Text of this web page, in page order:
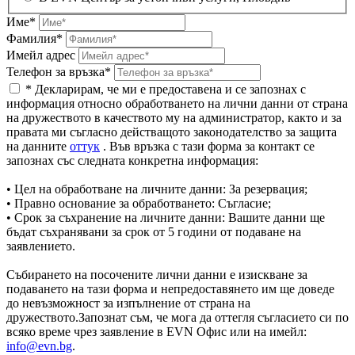
Име*
Фамилия*
Имейл адрес
Телефон за връзка*
* Декларирам, че ми е предоставена и се запознах с
информация относно обработването на лични данни от страна
на дружеството в качеството му на администратор, както и за
правата ми съгласно действащото законодателство за защита
на данните оттук . Във връзка с тази форма за контакт се
запознах със следната конкретна информация:
• Цел на обработване на личните данни: За резервация;
• Правно основание за обработването: Съгласие;
• Срок за съхранение на личните данни: Вашите данни ще
бъдат съхранявани за срок от 5 години от подаване на
заявлението.
Събирането на посочените лични данни е изискване за
подаването на тази форма и непредоставянето им ще доведе
до невъзможност за изпълнение от страна на
дружеството.Запознат съм, че мога да оттегля съгласието си по
всяко време чрез заявление в EVN Офис или на имейл:
info@evn.bg.